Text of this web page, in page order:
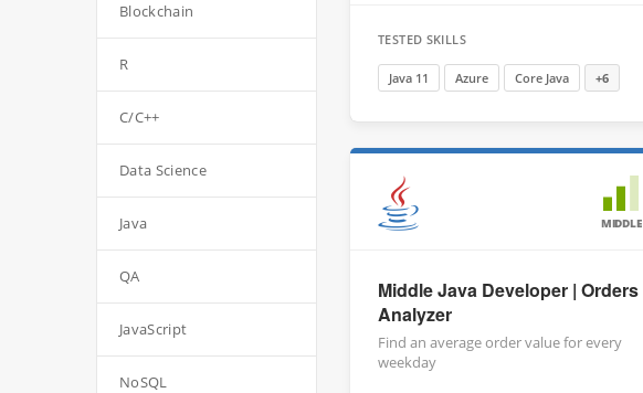
TESTED SKILLS
Java 11 Azure Core Java +6
MIDDLE
Middle Java Developer | Orders
Analyzer
Find an average order value for every
weekday
Blockchain
R
C/C++
Data Science
Java
QA
JavaScript
NoSQL